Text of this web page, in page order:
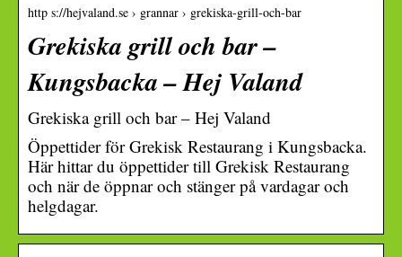
http s://hejvaland.se › grannar › grekiska-grill-och-bar
Grekiska grill och bar –
Kungsbacka – Hej Valand
Grekiska grill och bar – Hej Valand
Öppettider för Grekisk Restaurang i Kungsbacka.
Här hittar du öppettider till Grekisk Restaurang
och när de öppnar och stänger på vardagar och
helgdagar.